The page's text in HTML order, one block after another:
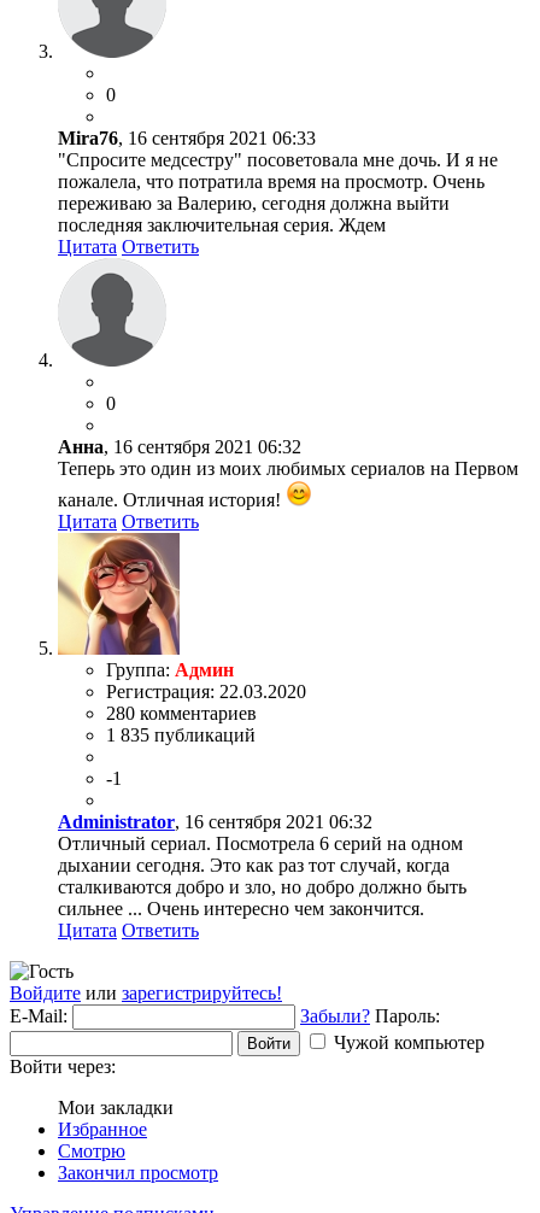
0
Mira76, 16 сентября 2021 06:33
"Спросите медсестру" посоветовала мне дочь. И я не
пожалела, что потратила время на просмотр. Очень
переживаю за Валерию, сегодня должна выйти
последняя заключительная серия. Ждем
Цитата Ответить
0
Анна, 16 сентября 2021 06:32
Теперь это один из моих любимых сериалов на Первом
канале. Отличная история!
Цитата Ответить
Группа: Админ
Регистрация: 22.03.2020
280 комментариев
1 835 публикаций
-1
Administrator, 16 сентября 2021 06:32
Отличный сериал. Посмотрела 6 серий на одном
дыхании сегодня. Это как раз тот случай, когда
сталкиваются добро и зло, но добро должно быть
сильнее ... Очень интересно чем закончится.
Цитата Ответить
Войдите или зарегистрируйтесь!
E-Mail:
Забыли? Пароль:
Войти
Чужой компьютер
Войти через:
Мои закладки
Избранное
Смотрю
Закончил просмотр